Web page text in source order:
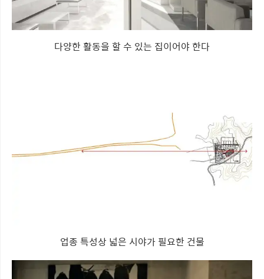
다양한 활동을 할 수 있는 집이어야 한다
업종 특성상 넓은 시야가 필요한 건물